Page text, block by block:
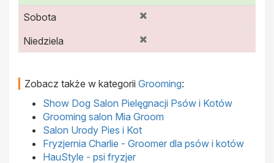
Sobota
Niedziela
Zobacz także w kategorii Grooming:
Show Dog Salon Pielęgnacji Psów i Kotów
Grooming salon Mia Groom
Salon Urody Pies i Kot
Fryzjernia Charlie - Groomer dla psów i kotów
HauStyle - psi fryzjer